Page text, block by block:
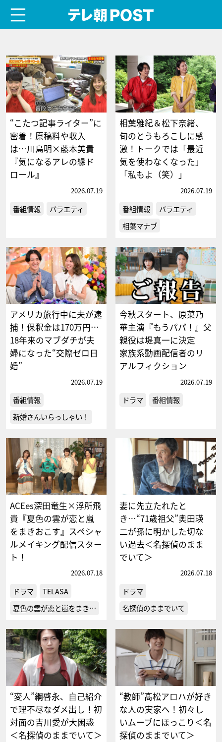
“こたつ記事ライター”に
密着！原稿料や収入
は…川島明×藤本美貴
『気になるアレの縁ド
ロール』
2026.07.19
番組情報 バラエティ
相葉雅紀＆松下奈緒、
旬のとうもろこしに感
激！トークでは「最近
気を使わなくなった」
「私もよ（笑）」
2026.07.19
番組情報
バラエティ
相葉マナブ
アメリカ旅行中に夫が逮
捕！保釈金は170万円…
18年来のマブダチが夫
婦になった“交際ゼロ日
婚”
2026.07.19
番組情報
新婚さんいらっしゃい！
今秋スタート、原菜乃
華主演『もうパパ！』父
親役は堤真一に決定
家族系動画配信者のリ
アルフィクション
2026.07.19
ドラマ 番組情報
ACEes深田竜生×浮所飛
貴『夏色の雲が恋と嵐
をまきおこす』スペシャ
ルメイキング配信スター
ト！
2026.07.18
ドラマ
TELASA
夏色の雲が恋と嵐をまき…
妻に先立たれたと
き…“71歳祖父”奥田瑛
二が孫に明かした切な
い過去＜名探偵のまま
でいて＞
2026.07.18
ドラマ
名探偵のままでいて
“変人”綱啓永、自己紹介
で理不尽なダメ出し！初
対面の吉川愛が大困惑
＜名探偵のままでいて＞
“教師”髙松アロハが好き
な人の実家へ！初々し
いムーブにほっこり＜名
探偵のままでいて＞